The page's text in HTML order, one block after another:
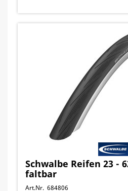
Schwalbe Reifen 23 -
faltbar
Art.Nr. 684806